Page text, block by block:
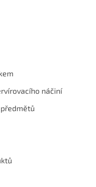
náčiní